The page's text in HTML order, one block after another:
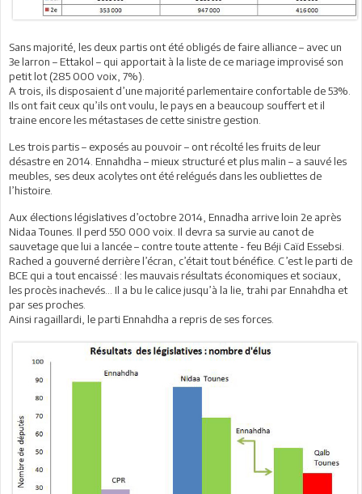
Sans majorité, les deux partis ont été obligés de faire alliance – avec un
3e larron – Ettakol – qui apportait à la liste de ce mariage improvisé son
petit lot (285 000 voix, 7%).
A trois, ils disposaient d’une majorité parlementaire confortable de 53%.
Ils ont fait ceux qu’ils ont voulu, le pays en a beaucoup souffert et il
traine encore les métastases de cette sinistre gestion.
Les trois partis – exposés au pouvoir – ont récolté les fruits de leur
désastre en 2014. Ennahdha – mieux structuré et plus malin – a sauvé les
meubles, ses deux acolytes ont été relégués dans les oubliettes de
l’histoire.
Aux élections législatives d’octobre 2014, Ennadha arrive loin 2e après
Nidaa Tounes. Il perd 550 000 voix. Il devra sa survie au canot de
sauvetage que lui a lancée – contre toute attente - feu Béji Caïd Essebsi.
Rached a gouverné derrière l’écran, c’était tout bénéfice. C’est le parti de
BCE qui a tout encaissé : les mauvais résultats économiques et sociaux,
les procès inachevés… Il a bu le calice jusqu’à la lie, trahi par Ennahdha et
par ses proches.
Ainsi ragaillardi, le parti Ennahdha a repris de ses forces.